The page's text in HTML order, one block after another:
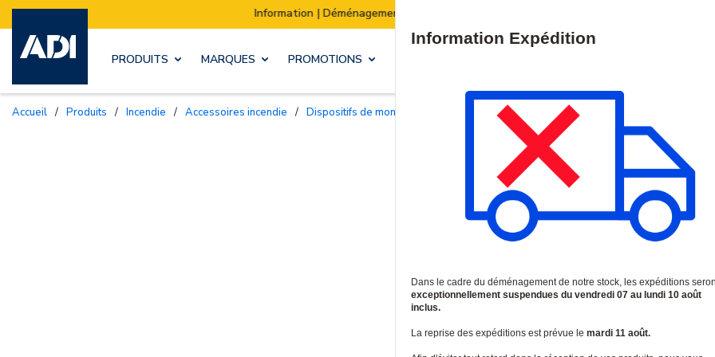
Information | Déménagement de notre stock : Les expéditions seront suspendues du 07 au 10 août inclus.
PRODUITS MARQUES PROMOTIONS
Accueil / Produits / Incendie / Accessoires incendie / Dispositifs de montage